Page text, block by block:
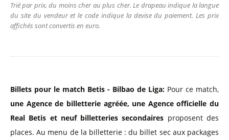
Trié par prix, du moins cher au plus cher. Le drapeau indique la langue
du site du vendeur et le code indique la devise du paiement. Les prix
affichés sont convertis en euro.
Billets pour le match Betis - Bilbao de Liga: Pour ce match,
une Agence de billetterie agréée, une Agence officielle du
Real Betis et neuf billetteries secondaires proposent des
places. Au menu de la billetterie : du billet sec aux packages